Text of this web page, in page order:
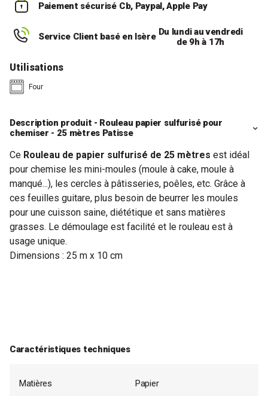
Paiement sécurisé Cb, Paypal, Apple Pay
Service Client basé en Isère Du lundi au vendredi
de 9h à 17h
Utilisations
Four
Description produit - Rouleau papier sulfurisé pour
chemiser - 25 mètres Patisse
Ce Rouleau de papier sulfurisé de 25 mètres est idéal
pour chemise les mini-moules (moule à cake, moule à
manqué...), les cercles à pâtisseries, poêles, etc. Grâce à
ces feuilles guitare, plus besoin de beurrer les moules
pour une cuisson saine, diététique et sans matières
grasses. Le démoulage est facilité et le rouleau est à
usage unique.
Dimensions : 25 m x 10 cm
Caractéristiques techniques
Matières Papier